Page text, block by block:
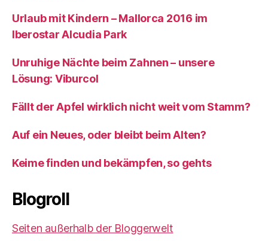
Urlaub mit Kindern – Mallorca 2016 im
Iberostar Alcudia Park
Unruhige Nächte beim Zahnen – unsere
Lösung: Viburcol
Fällt der Apfel wirklich nicht weit vom Stamm?
Auf ein Neues, oder bleibt beim Alten?
Keime finden und bekämpfen, so gehts
Blogroll
Seiten außerhalb der Bloggerwelt